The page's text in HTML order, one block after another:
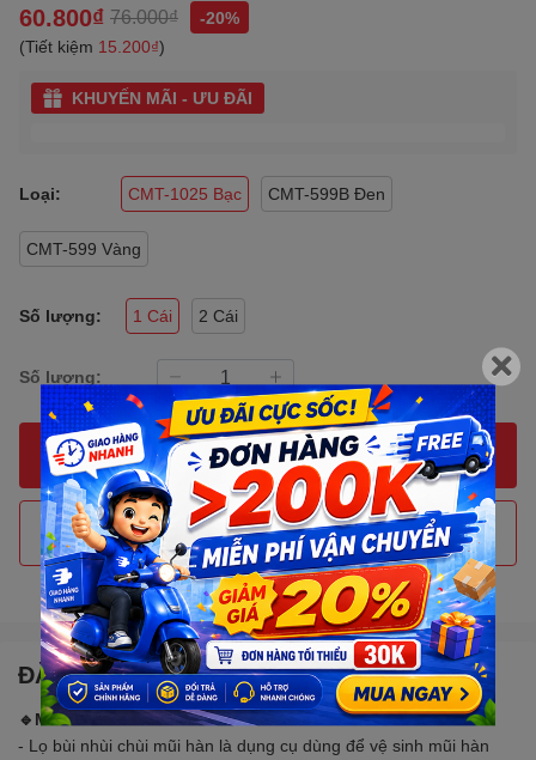
60.800₫ 76.000₫
-20%
(Tiết kiệm 15.200₫)
KHUYẾN MÃI - ƯU ĐÃI
Loại: CMT-1025 Bạc CMT-599B Đen
CMT-599 Vàng
Số lượng: 1 Cái 2 Cái
Số lượng:
MUA NGAY
THÊM VÀO GIỎ HÀNG
Gọi đặt mua0907088123 (7:30 - 17:00)
ĐẶC ĐIỂM NỔI BẬT
🔹MÔ TẢ SẢN PHẨM
- Lọ bùi nhùi chùi mũi hàn là dụng cụ dùng để vệ sinh mũi hàn